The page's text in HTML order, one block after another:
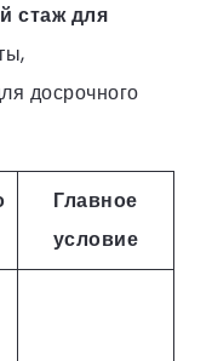
стаж для
досрочного
Главное
условие